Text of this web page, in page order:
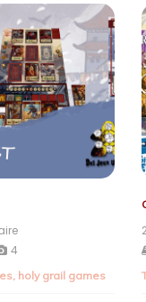
4
, holy grail games